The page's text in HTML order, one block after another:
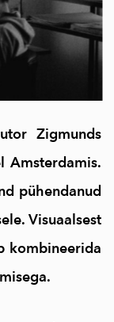
Zigmunds
Amsterdamis.
pühendanud
Visuaalsest
kombineerida